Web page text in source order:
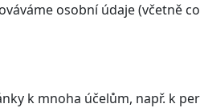
osobní údaje (včetně
k mnoha účelům, např. k